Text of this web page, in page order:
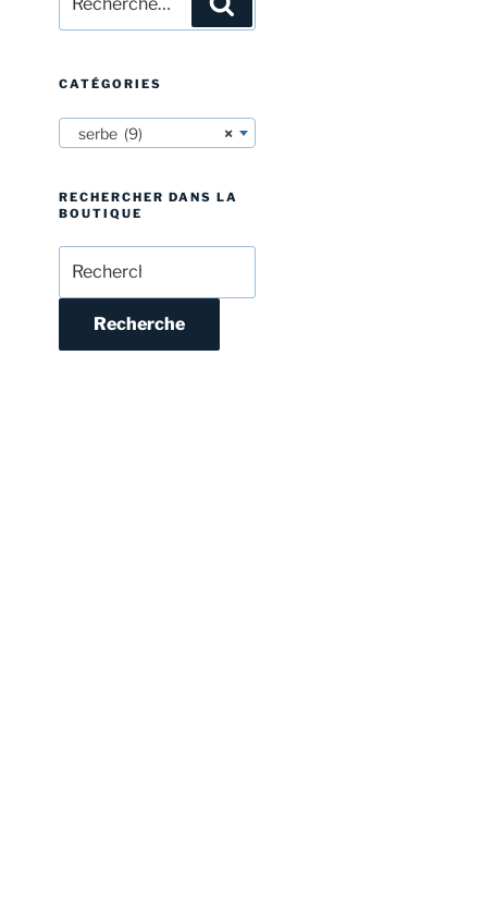
pour
:
CATÉGORIES
×
serbe (9)
RECHERCHER DANS LA
BOUTIQUE
pour :
Recherche